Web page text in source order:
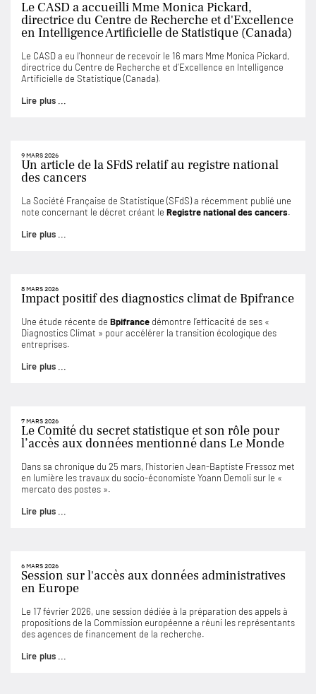
Le CASD a accueilli Mme Monica Pickard,
directrice du Centre de Recherche et d'Excellence
en Intelligence Artificielle de Statistique (Canada)
Le CASD a eu l’honneur de recevoir le 16 mars Mme Monica Pickard,
directrice du Centre de Recherche et d’Excellence en Intelligence
Artificielle de Statistique (Canada).
Lire plus ...
9 MARS 2026
Un article de la SFdS relatif au registre national
des cancers
La Société Française de Statistique (SFdS) a récemment publié une
note concernant le décret créant le Registre national des cancers.
Lire plus ...
8 MARS 2026
Impact positif des diagnostics climat de Bpifrance
Une étude récente de Bpifrance démontre l’efficacité de ses «
Diagnostics Climat » pour accélérer la transition écologique des
entreprises.
Lire plus ...
7 MARS 2026
Le Comité du secret statistique et son rôle pour
l’accès aux données mentionné dans Le Monde
Dans sa chronique du 25 mars, l’historien Jean-Baptiste Fressoz met
en lumière les travaux du socio-économiste Yoann Demoli sur le «
mercato des postes ».
Lire plus ...
6 MARS 2026
Session sur l'accès aux données administratives
en Europe
Le 17 février 2026, une session dédiée à la préparation des appels à
propositions de la Commission européenne a réuni les représentants
des agences de financement de la recherche.
Lire plus ...